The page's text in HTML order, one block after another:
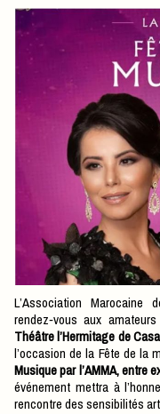
L’Association Marocaine de la Musique Andalouse (AMMA) donne
rendez‑vous aux
Théâtre l’Hermitage de
l’occasion de la Fête de la
Musique par l’AMMA, entre
événement mettra à
rencontre des sensibilités